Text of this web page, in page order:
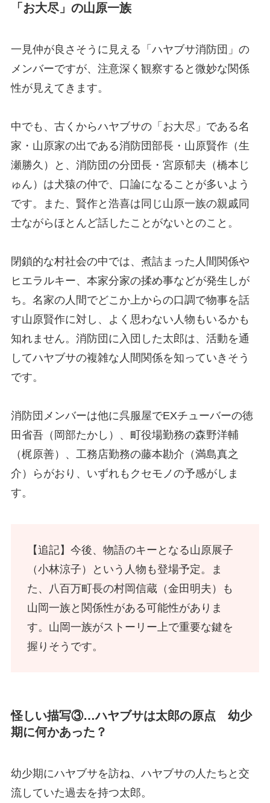
「お大尽」の山原一族
一見仲が良さそうに見える「ハヤブサ消防団」の
メンバーですが、注意深く観察すると微妙な関係
性が見えてきます。
中でも、古くからハヤブサの「お大尽」である名
家・山原家の出である消防団部長・山原賢作（生
瀬勝久）と、消防団の分団長・宮原郁夫（橋本じ
ゅん）は犬猿の仲で、口論になることが多いよう
です。また、賢作と浩喜は同じ山原一族の親戚同
士ながらほとんど話したことがないとのこと。
閉鎖的な村社会の中では、煮詰まった人間関係や
ヒエラルキー、本家分家の揉め事などが発生しが
ち。名家の人間でどこか上からの口調で物事を話
す山原賢作に対し、よく思わない人物もいるかも
知れません。消防団に入団した太郎は、活動を通
してハヤブサの複雑な人間関係を知っていきそう
です。
消防団メンバーは他に呉服屋でEXチューバーの徳
田省吾（岡部たかし）、町役場勤務の森野洋輔
（梶原善）、工務店勤務の藤本勘介（満島真之
介）らがおり、いずれもクセモノの予感がしま
す。
【追記】今後、物語のキーとなる山原展子
（小林涼子）という人物も登場予定。ま
た、八百万町長の村岡信蔵（金田明夫）も
山岡一族と関係性がある可能性がありま
す。山岡一族がストーリー上で重要な鍵を
握りそうです。
怪しい描写③…ハヤブサは太郎の原点 幼少
期に何かあった？
幼少期にハヤブサを訪ね、ハヤブサの人たちと交
流していた過去を持つ太郎。